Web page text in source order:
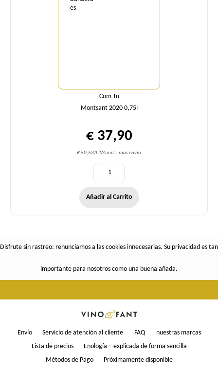
Com Tu
Montsant 2020 0,75l
€ 37,90
€ 50,53/l IVA incl., más envío
Añadir al Carrito
Disfrute sin rastreo: renunciamos a las cookies innecesarias. Su privacidad es tan
importante para nosotros como una buena añada.
Envío Servicio de atención al cliente FAQ
nuestras marcas
Lista de precios
Enología – explicada de forma sencilla
Métodos de Pago
Próximamente disponible